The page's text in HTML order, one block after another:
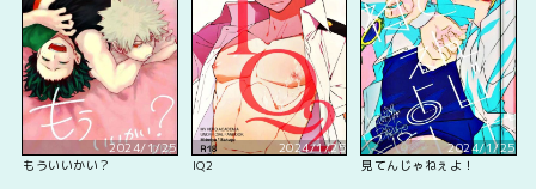
2024/1/25
もういいかい？
2024/1/25
IQ2
2024/1/25
見てんじゃねぇよ！